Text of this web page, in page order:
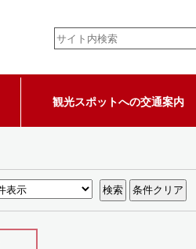
観光スポットへの交通案内